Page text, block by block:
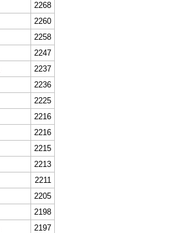
2268
2260
2258
2247
2237
2236
2225
2216
2216
2215
2213
2211
2205
2198
2197